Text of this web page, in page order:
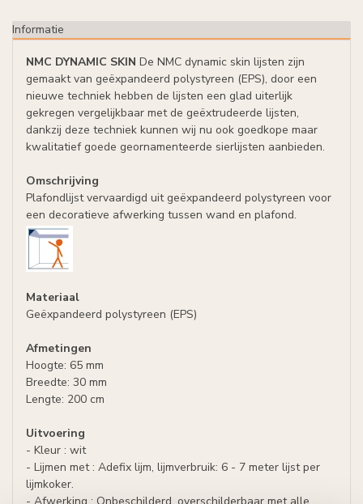
Informatie
NMC DYNAMIC SKIN De NMC dynamic skin lijsten zijn
gemaakt van geëxpandeerd polystyreen (EPS), door een
nieuwe techniek hebben de lijsten een glad uiterlijk
gekregen vergelijkbaar met de geëxtrudeerde lijsten,
dankzij deze techniek kunnen wij nu ook goedkope maar
kwalitatief goede geornamenteerde sierlijsten aanbieden.
Omschrijving
Plafondlijst vervaardigd uit geëxpandeerd polystyreen voor
een decoratieve afwerking tussen wand en plafond.
Materiaal
Geëxpandeerd polystyreen (EPS)
Afmetingen
Hoogte: 65 mm
Breedte: 30 mm
Lengte: 200 cm
Uitvoering
- Kleur : wit
- Lijmen met : Adefix lijm, lijmverbruik: 6 - 7 meter lijst per
lijmkoker.